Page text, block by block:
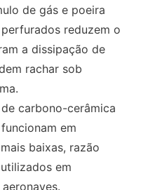
de gás e poeira
reduzem o
a dissipação de
rachar sob
carbono-cerâmica
em
baixas, razão
em